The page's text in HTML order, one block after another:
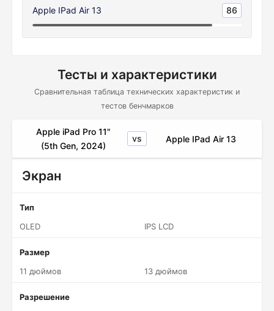
Apple IPad Air 13 86
Тесты и характеристики
Сравнительная таблица технических характеристик и
тестов бенчмарков
Apple iPad Pro 11"
(5th Gen, 2024)
vs Apple IPad Air 13
Экран
Тип
OLED
IPS LCD
Размер
11 дюймов
13 дюймов
Разрешение